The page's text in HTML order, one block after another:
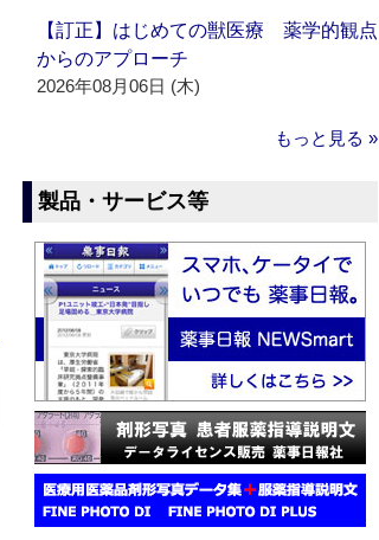
【訂正】はじめての獣医療 薬学的観点
からのアプローチ
2026年08月06日 (木)
もっと見る »
製品・サービス等